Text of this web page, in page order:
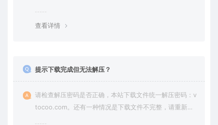
查看详情
提示下载完成但无法解压？
请检查解压密码是否正确，本站下载文件统一解压密码：v
tocoo.com。还有一种情况是下载文件不完整，请重新下